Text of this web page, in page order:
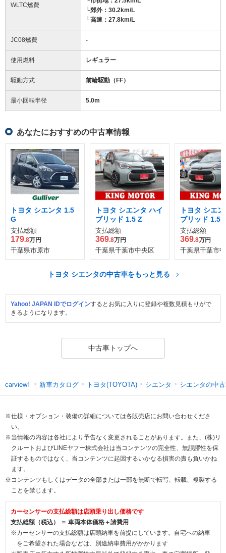
WLTC燃費
└郊外：30.2km/L
└高速：27.8km/L
JC08燃費 -
使用燃料 レギュラー
駆動方式 前輪駆動（FF）
最小回転半径 5.0m
あなたにおすすめの中古車情報
トヨタ シエンタ 1.5
G
支払総額
179.8万円
千葉県市原市
トヨタ シエンタ ハイ
ブリッド 1.5 Z
支払総額
369.8万円
千葉県千葉市中央区
トヨタ シエ
ブリッド 1.5
支払総額
369.8万円
千葉県千葉市
トヨタ シエンタの中古車をもっと見る
Yahoo! JAPAN IDでログインするとお気に入りに登録や複数見積もりがで
きるようになります。
中古車トップへ
carview! 新車カタログ トヨタ(TOYOTA) シエンタ シエンタの中
※仕様・オプション・装備の詳細については各販売店にお問い合わせくださ
い。
※当情報の内容は各社により予告なく変更されることがあります。また、(株)リ
クルートおよびLINEヤフー株式会社は当コンテンツの完全性、無誤謬性を保
証するものではなく、当コンテンツに起因するいかなる損害の責も負いかね
ます。
※コンテンツもしくはデータの全部または一部を無断で転写、転載、複製する
ことを禁じます。
カーセンサーの支払総額は店頭乗り出し価格です
支払総額（税込） ＝ 車両本体価格＋諸費用
※カーセンサーの支払総額は店頭納車を前提にしています。自宅への納車
をご希望された場合などは、別途納車費用がかかります